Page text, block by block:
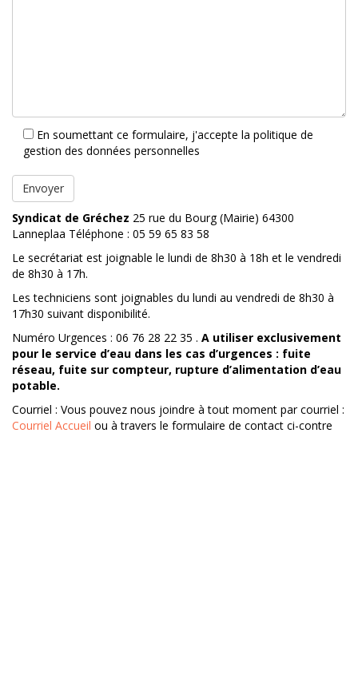
En soumettant ce formulaire, j'accepte la politique de
gestion des données personnelles
Syndicat de Gréchez 25 rue du Bourg (Mairie) 64300
Lanneplaa Téléphone : 05 59 65 83 58
Le secrétariat est joignable le lundi de 8h30 à 18h et le vendredi
de 8h30 à 17h.
Les techniciens sont joignables du lundi au vendredi de 8h30 à
17h30 suivant disponibilité.
Numéro Urgences : 06 76 28 22 35 . A utiliser exclusivement
pour le service d’eau dans les cas d’urgences : fuite
réseau, fuite sur compteur, rupture d’alimentation d’eau
potable.
Courriel : Vous pouvez nous joindre à tout moment par courriel :
Courriel Accueil ou à travers le formulaire de contact ci-contre